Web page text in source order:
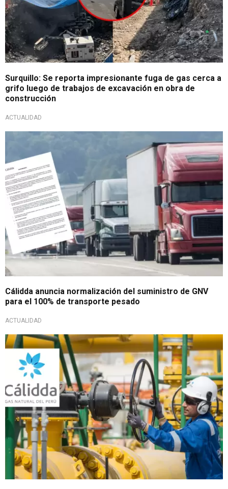
Surquillo: Se reporta impresionante fuga de gas cerca a
grifo luego de trabajos de excavación en obra de
construcción
ACTUALIDAD
Para vehículos GNV
Cálidda anuncia normalización del suministro de GNV
para el 100% de transporte pesado
ACTUALIDAD
Aumento de gas disponible